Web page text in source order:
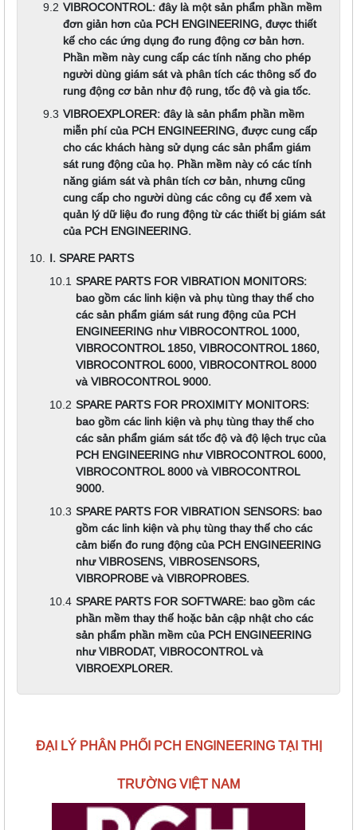
VIBROCONTROL: đây là một sản phẩm phần mềm
đơn giản hơn của PCH ENGINEERING, được thiết
kế cho các ứng dụng đo rung động cơ bản hơn.
Phần mềm này cung cấp các tính năng cho phép
người dùng giám sát và phân tích các thông số đo
rung động cơ bản như độ rung, tốc độ và gia tốc.
VIBROEXPLORER: đây là sản phẩm phần mềm
miễn phí của PCH ENGINEERING, được cung cấp
cho các khách hàng sử dụng các sản phẩm giám
sát rung động của họ. Phần mềm này có các tính
năng giám sát và phân tích cơ bản, nhưng cũng
cung cấp cho người dùng các công cụ để xem và
quản lý dữ liệu đo rung động từ các thiết bị giám sát
của PCH ENGINEERING.
I. SPARE PARTS
SPARE PARTS FOR VIBRATION MONITORS:
bao gồm các linh kiện và phụ tùng thay thế cho
các sản phẩm giám sát rung động của PCH
ENGINEERING như VIBROCONTROL 1000,
VIBROCONTROL 1850, VIBROCONTROL 1860,
VIBROCONTROL 6000, VIBROCONTROL 8000
và VIBROCONTROL 9000.
SPARE PARTS FOR PROXIMITY MONITORS:
bao gồm các linh kiện và phụ tùng thay thế cho
các sản phẩm giám sát tốc độ và độ lệch trục của
PCH ENGINEERING như VIBROCONTROL 6000,
VIBROCONTROL 8000 và VIBROCONTROL
9000.
SPARE PARTS FOR VIBRATION SENSORS: bao
gồm các linh kiện và phụ tùng thay thế cho các
cảm biến đo rung động của PCH ENGINEERING
như VIBROSENS, VIBROSENSORS,
VIBROPROBE và VIBROPROBES.
SPARE PARTS FOR SOFTWARE: bao gồm các
phần mềm thay thế hoặc bản cập nhật cho các
sản phẩm phần mềm của PCH ENGINEERING
như VIBRODAT, VIBROCONTROL và
VIBROEXPLORER.
ĐẠI LÝ PHÂN PHỐI PCH ENGINEERING TẠI THỊ
TRƯỜNG VIỆT NAM